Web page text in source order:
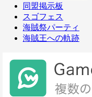
同盟掲示板
スゴフェス
海賊祭パーティ
海賊王への軌跡